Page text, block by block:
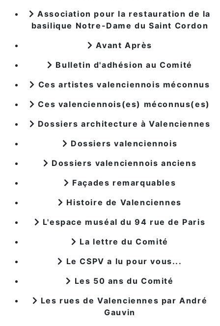
Association pour la restauration de la
basilique Notre-Dame du Saint Cordon
Avant Après
Bulletin d'adhésion au Comité
Ces artistes valenciennois méconnus
Ces valenciennois(es) méconnus(es)
Dossiers architecture à Valenciennes
Dossiers valenciennois
Dossiers valenciennois anciens
Façades remarquables
Histoire de Valenciennes
L'espace muséal du 94 rue de Paris
La lettre du Comité
Le CSPV a lu pour vous...
Les 50 ans du Comité
Les rues de Valenciennes par André
Gauvin